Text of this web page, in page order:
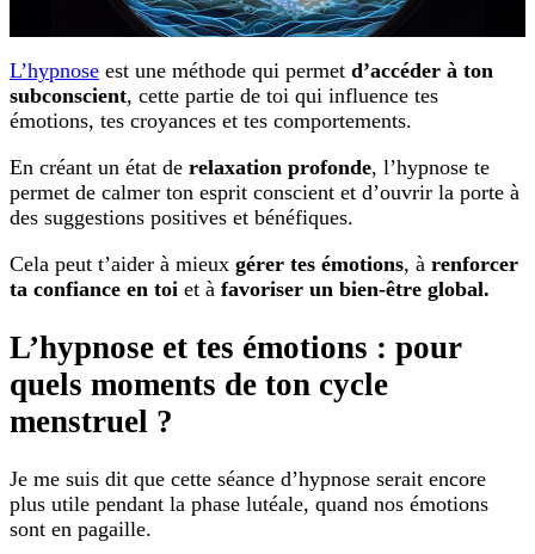
L’hypnose est une méthode qui permet d’accéder à ton
subconscient, cette partie de toi qui influence tes
émotions, tes croyances et tes comportements.
En créant un état de relaxation profonde, l’hypnose te
permet de calmer ton esprit conscient et d’ouvrir la porte à
des suggestions positives et bénéfiques.
Cela peut t’aider à mieux gérer tes émotions, à renforcer
ta confiance en toi et à favoriser un bien-être global.
L’hypnose et tes émotions : pour
quels moments de ton cycle
menstruel ?
Je me suis dit que cette séance d’hypnose serait encore
plus utile pendant la phase lutéale, quand nos émotions
sont en pagaille.